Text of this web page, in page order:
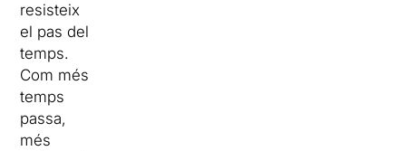
resisteix
el pas del
temps.
Com més
temps
passa,
més